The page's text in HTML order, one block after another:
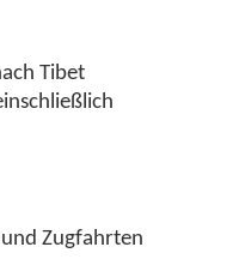
Tibet
Zugfahrten